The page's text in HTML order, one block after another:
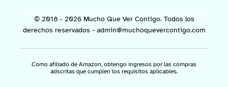
© 2018 - 2026 Mucho Que Ver Contigo. Todos los
derechos reservados - admin@muchoquevercontigo.com
Como afiliado de Amazon, obtengo ingresos por las compras
adscritas que cumplen los requisitos aplicables.